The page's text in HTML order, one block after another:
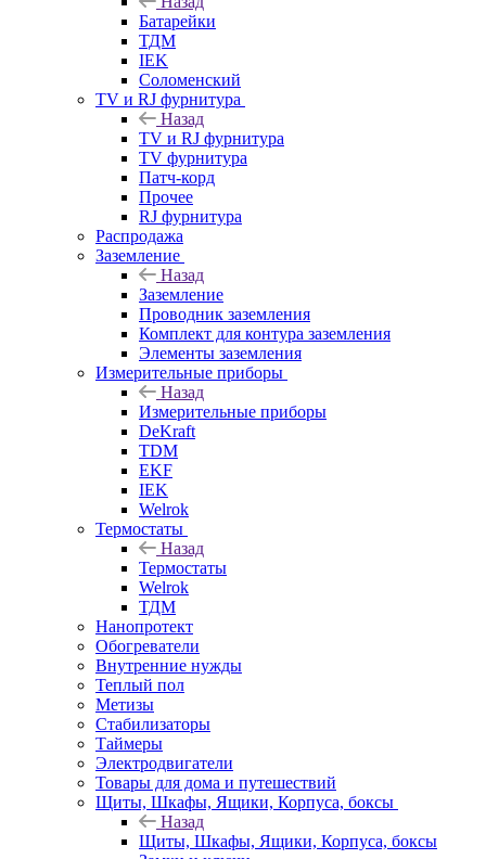
Батарейки
ТДМ
IEK
Соломенский
TV и RJ фурнитура
Назад
TV и RJ фурнитура
TV фурнитура
Патч-корд
Прочее
RJ фурнитура
Распродажа
Заземление
Назад
Заземление
Проводник заземления
Комплект для контура заземления
Элементы заземления
Измерительные приборы
Назад
Измерительные приборы
DeKraft
TDM
EKF
IEK
Welrok
Термостаты
Назад
Термостаты
Welrok
ТДМ
Нанопротект
Обогреватели
Внутренние нужды
Теплый пол
Метизы
Стабилизаторы
Таймеры
Электродвигатели
Товары для дома и путешествий
Щиты, Шкафы, Ящики, Корпуса, боксы
Назад
Щиты, Шкафы, Ящики, Корпуса, боксы